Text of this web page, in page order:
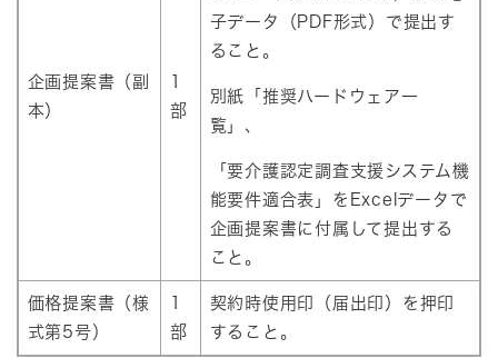
企画提案書（副
本）
部
子データ（PDF形式）で提出す
ること。
別紙「推奨ハードウェア一
覧」、
「要介護認定調査支援システム機
能要件適合表」をExcelデータで
企画提案書に付属して提出する
こと。
価格提案書（様
式第5号）
部
契約時使用印（届出印）を押印
すること。